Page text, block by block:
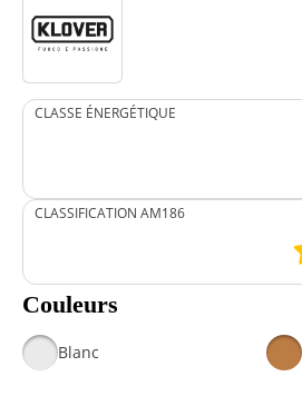
CLASSE ÉNERGÉTIQUE
CLASSIFICATION AM186
Couleurs
Blanc